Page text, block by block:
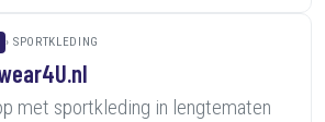
SPORTKLEDING
met sportkleding in lengtematen